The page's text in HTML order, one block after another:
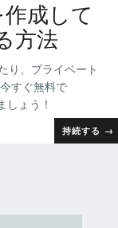
成して
方法
り、プライベート
すぐ無料で
しょう！
持続する →